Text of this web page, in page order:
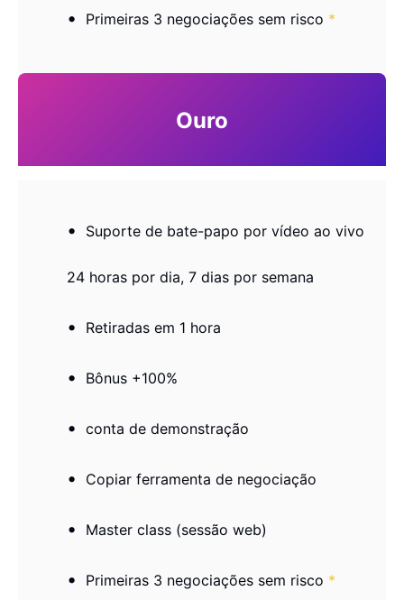
Primeiras 3 negociações sem risco *
Ouro
Suporte de bate-papo por vídeo ao vivo
24 horas por dia, 7 dias por semana
Retiradas em 1 hora
Bônus +100%
conta de demonstração
Copiar ferramenta de negociação
Master class (sessão web)
Primeiras 3 negociações sem risco *